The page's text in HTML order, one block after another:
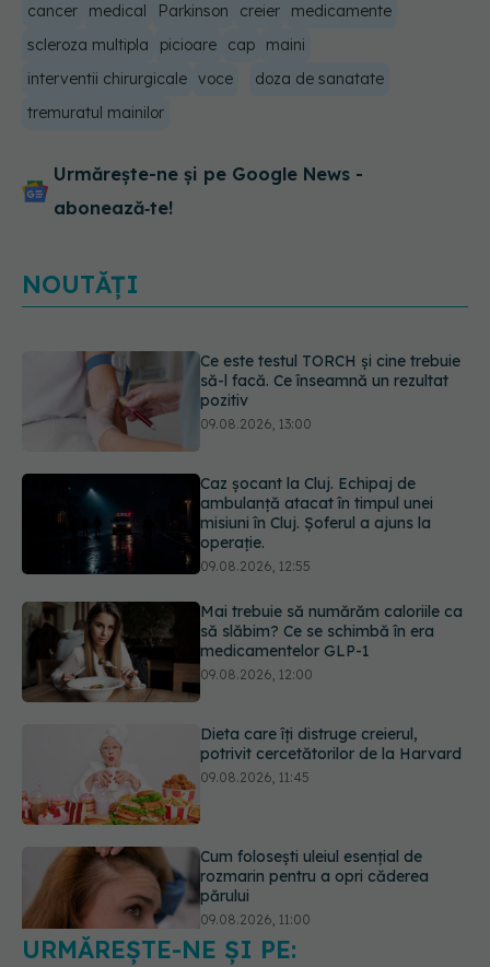
cancer medical Parkinson creier
medicamente
scleroza multipla
picioare cap
maini
interventii chirurgicale voce
doza de sanatate
tremuratul mainilor
Urmărește-ne și pe Google News -
abonează‑te!
NOUTĂȚI
Caz șocant la Cluj. Echipaj de
ambulanță atacat în timpul unei
misiuni în Cluj. Șoferul a ajuns la
operație.
Mai trebuie să numărăm caloriile ca
să slăbim? Ce se schimbă în era
medicamentelor GLP-1
09.08.2026, 12:00
Dieta care îți distruge creierul,
potrivit cercetătorilor de la Harvard
09.08.2026, 11:45
Cum folosești uleiul esențial de
rozmarin pentru a opri căderea
părului
Ce este testul TORCH și cine trebuie
să-l facă. Ce înseamnă un rezultat
pozitiv
09.08.2026, 13:00
URMĂREȘTE-NE ȘI PE: